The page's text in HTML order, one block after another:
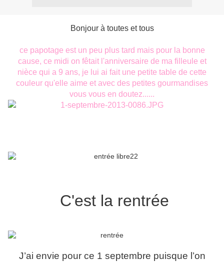
Bonjour à toutes et tous
ce papotage est un peu plus tard mais pour la bonne
cause, ce midi on fêtait l'anniversaire de ma filleule et
nièce qui a 9 ans, je lui ai fait une petite table de cette
couleur qu'elle aime et avec des petites gourmandises
vous vous en doutez......
C'est la rentrée
J’ai envie pour ce 1 septembre puisque l’on